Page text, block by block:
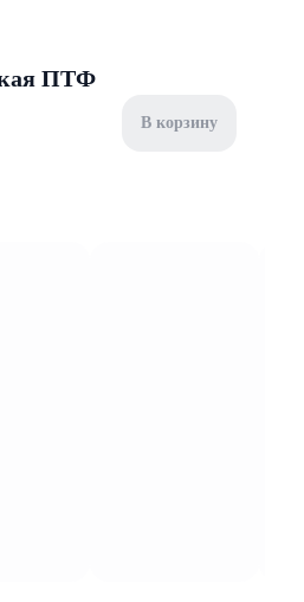
ПТФ
В корзину